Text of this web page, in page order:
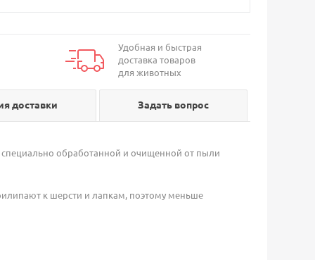
Удобная и быстрая
доставка товаров
для животных
доставки Задать вопрос
специально обработанной и очищенной от пыли
к шерсти и лапкам, поэтому меньше